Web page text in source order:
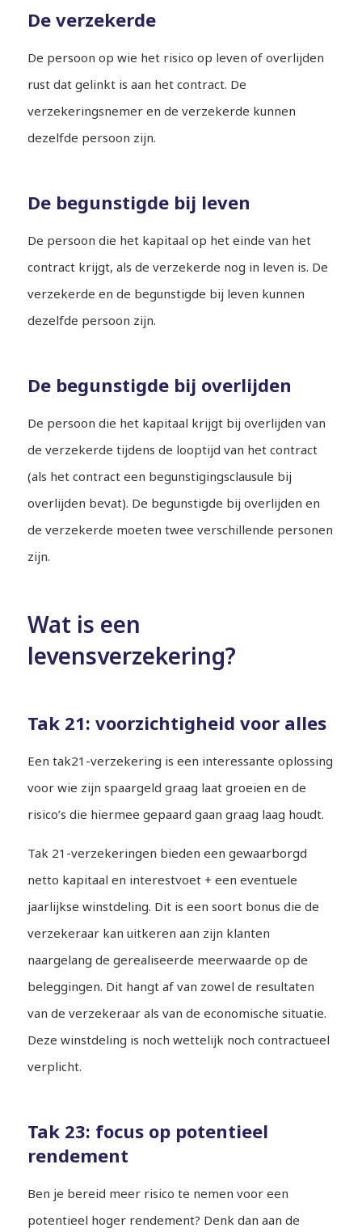
De verzekerde
De persoon op wie het risico op leven of overlijden
rust dat gelinkt is aan het contract. De
verzekeringsnemer en de verzekerde kunnen
dezelfde persoon zijn.
De begunstigde bij leven
De persoon die het kapitaal op het einde van het
contract krijgt, als de verzekerde nog in leven is. De
verzekerde en de begunstigde bij leven kunnen
dezelfde persoon zijn.
De begunstigde bij overlijden
De persoon die het kapitaal krijgt bij overlijden van
de verzekerde tijdens de looptijd van het contract
(als het contract een begunstigingsclausule bij
overlijden bevat). De begunstigde bij overlijden en
de verzekerde moeten twee verschillende personen
zijn.
Wat is een
levensverzekering?
Tak 21: voorzichtigheid voor alles
Een tak21-verzekering is een interessante oplossing
voor wie zijn spaargeld graag laat groeien en de
risico’s die hiermee gepaard gaan graag laag houdt.
Tak 21-verzekeringen bieden een gewaarborgd
netto kapitaal en interestvoet + een eventuele
jaarlijkse winstdeling. Dit is een soort bonus die de
verzekeraar kan uitkeren aan zijn klanten
naargelang de gerealiseerde meerwaarde op de
beleggingen. Dit hangt af van zowel de resultaten
van de verzekeraar als van de economische situatie.
Deze winstdeling is noch wettelijk noch contractueel
verplicht.
Tak 23: focus op potentieel
rendement
Ben je bereid meer risico te nemen voor een
potentieel hoger rendement? Denk dan aan de